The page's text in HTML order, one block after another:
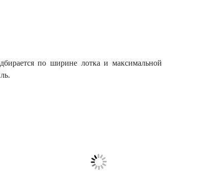
по ширине лотка и максимальной